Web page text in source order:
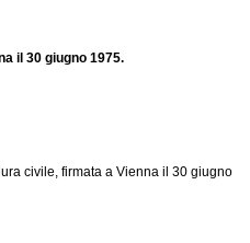
il 30 giugno 1975.
civile, firmata a Vienna il 30 giugno